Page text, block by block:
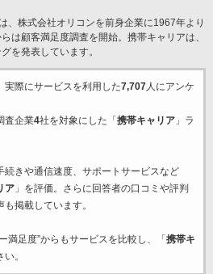
、株式会社オリコンを前身企業に1967年より
は顧客満足度調査を開始。携帯キャリアは、
を発表しています。
実際にサービスを利用した7,707人にアンケ
査企業4社を対象にした「 携帯キャリア」ラ
きや通信速度、サポートサービスなど
ア」を評価。さらに回答者の口コミや評判
掲載しています。
満足度”からもサービスを比較し、「 携帯キ
。